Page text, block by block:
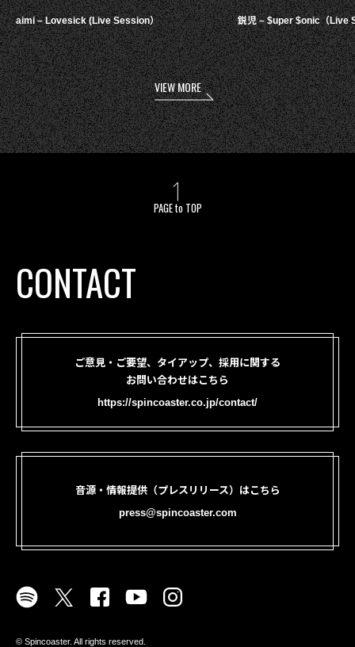
aimi – Lovesick (Live Session） 鋭児 – $uper $onic（Live
VIEW MORE
PAGE to TOP
CONTACT
ご意見・ご要望、タイアップ、採用に関する
お問い合わせはこちら
https://spincoaster.co.jp/contact/
音源・情報提供（プレスリリース）はこちら
press@spincoaster.com
©︎ Spincoaster. All rights reserved.